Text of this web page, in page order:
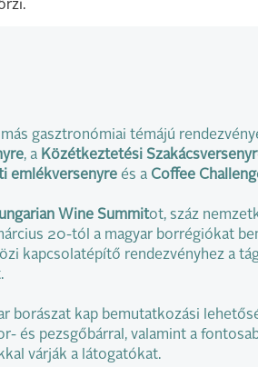
gasztronómiai témájú
, a Közétkeztetési
emlékversenyre és a Coffee
Wine Summitot, száz
20-tól a magyar borrégiókat
kapcsolatépítő rendezvényhez a
borászat kap bemutatkozási
és pezsgőbárral, valamint a
várják a látogatókat.